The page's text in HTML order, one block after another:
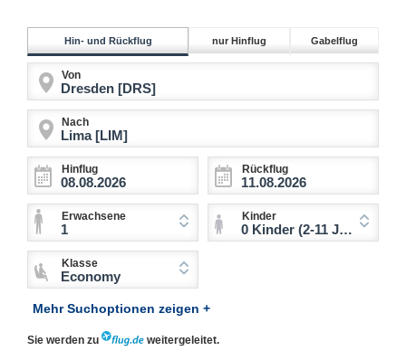
Hin- und Rückflug nur Hinflug Gabelflug
Von
Nach
Hinflug Rückflug
Erwachsene
1
Kinder
0 Kinder (2-11 Jahre)
Klasse
Economy
Mehr Suchoptionen zeigen +
Sie werden zu weitergeleitet.